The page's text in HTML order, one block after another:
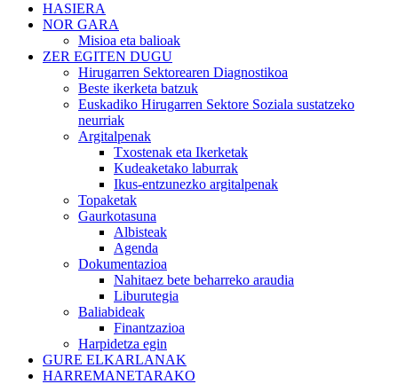
HASIERA
NOR GARA
Misioa eta balioak
ZER EGITEN DUGU
Hirugarren Sektorearen Diagnostikoa
Beste ikerketa batzuk
Euskadiko Hirugarren Sektore Soziala sustatzeko
neurriak
Argitalpenak
Txostenak eta Ikerketak
Kudeaketako laburrak
Ikus-entzunezko argitalpenak
Topaketak
Gaurkotasuna
Albisteak
Agenda
Dokumentazioa
Nahitaez bete beharreko araudia
Liburutegia
Baliabideak
Finantzazioa
Harpidetza egin
GURE ELKARLANAK
HARREMANETARAKO